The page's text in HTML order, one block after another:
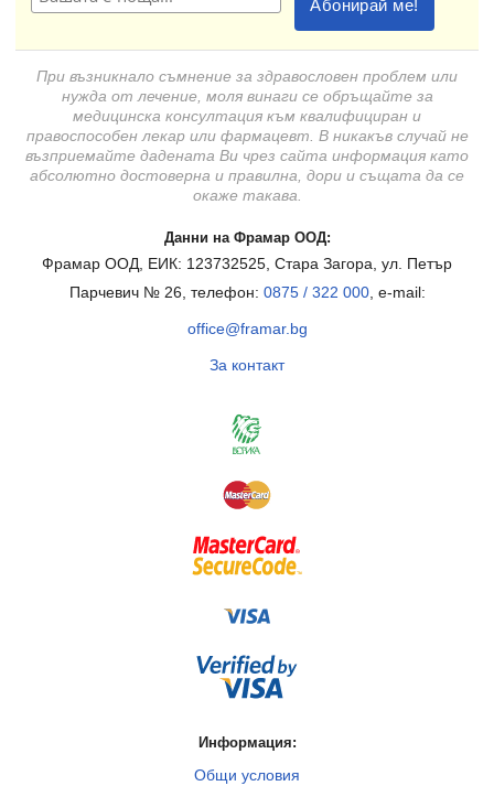
При възникнало съмнение за здравословен проблем или
нужда от лечение, моля винаги се обръщайте за
медицинска консултация към квалифициран и
правоспособен лекар или фармацевт. В никакъв случай не
възприемайте дадената Ви чрез сайта информация като
абсолютно достоверна и правилна, дори и същата да се
окаже такава.
Данни на Фрамар ООД:
Фрамар ООД, ЕИК: 123732525, Стара Загора, ул. Петър
Парчевич № 26, телефон: 0875 / 322 000, e-mail:
office@framar.bg
За контакт
Информация:
Общи условия